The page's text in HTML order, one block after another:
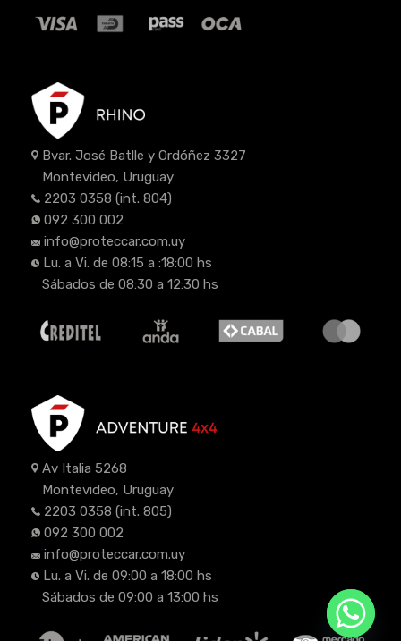
Bvar. José Batlle y Ordóñez 3327
Montevideo, Uruguay
2203 0358 (int. 804)
092 300 002
info@proteccar.com.uy
Lu. a Vi. de 08:15 a :18:00 hs
Sábados de 08:30 a 12:30 hs
Av Italia 5268
Montevideo, Uruguay
2203 0358 (int. 805)
092 300 002
info@proteccar.com.uy
Lu. a Vi. de 09:00 a 18:00 hs
Sábados de 09:00 a 13:00 hs